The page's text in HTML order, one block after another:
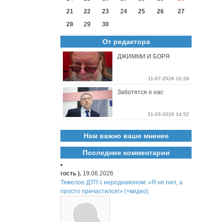
21
22 23 24 25 26
27
28
29 30
От редактора
ДЖИММИ И БОРЯ
11-07-2026 10:28
Заботятся о нас
31-03-2026 14:52
Нам важно ваше мнение
Последние комментарии
гость ). 19.06.2026
Тяжелое ДТП с иеродиаконом: «Я не пил, а
просто причастился!» (+видео)